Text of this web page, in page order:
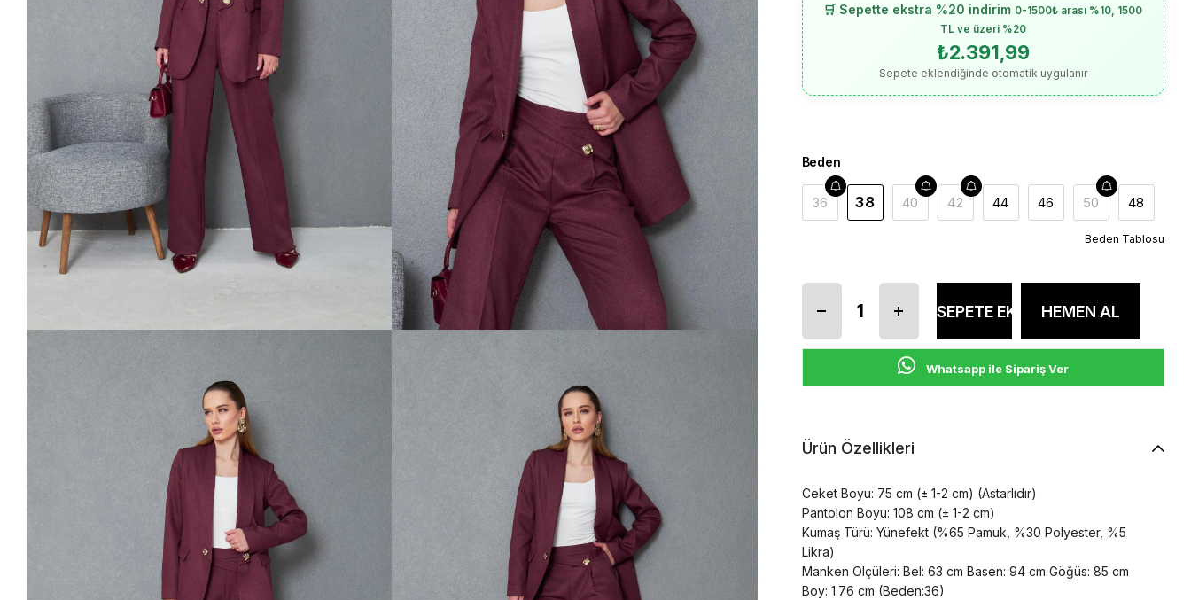
🛒 Sepette ekstra %20 indirim 0-1500₺ arası %10, 1500
TL ve üzeri %20
₺2.391,99
Sepete eklendiğinde otomatik uygulanır
Beden
36 38 40 42 44 46 50 48
Beden Tablosu
Whatsapp ile Sipariş Ver
Ürün Özellikleri
Ceket Boyu: 75 cm (± 1-2 cm) (Astarlıdır)
Pantolon Boyu: 108 cm (± 1-2 cm)
Kumaş Türü: Yünefekt (%65 Pamuk, %30 Polyester, %5
Likra)
Manken Ölçüleri: Bel: 63 cm Basen: 94 cm Göğüs: 85 cm
Boy: 1.76 cm (Beden:36)